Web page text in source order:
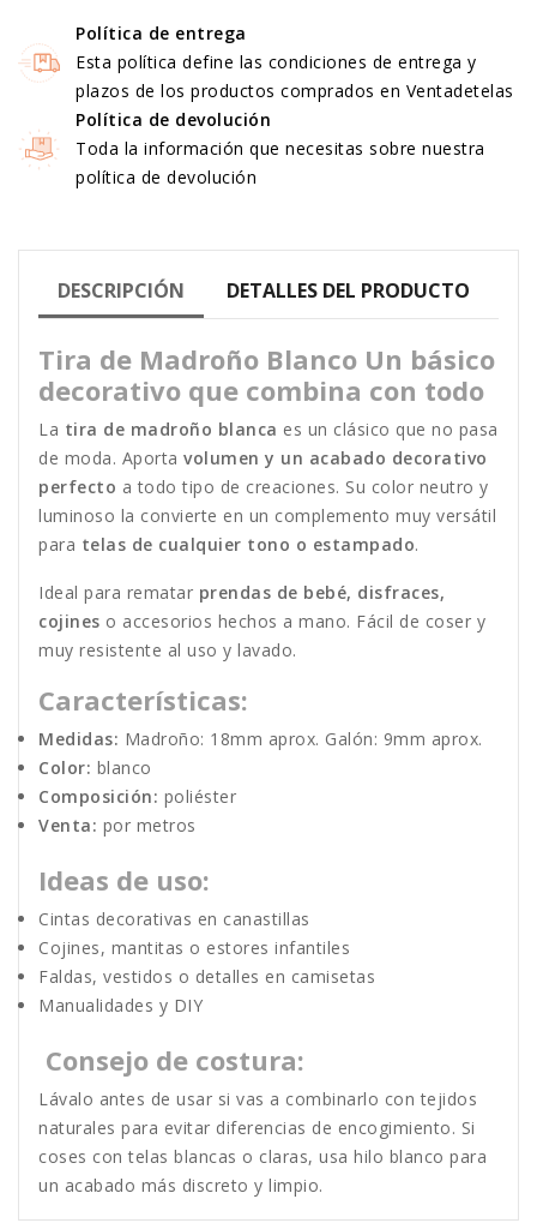
Política de entrega
Esta política define las condiciones de entrega y
plazos de los productos comprados en Ventadetelas
Política de devolución
Toda la información que necesitas sobre nuestra
política de devolución
DESCRIPCIÓN DETALLES DEL PRODUCTO
Tira de Madroño Blanco Un básico
decorativo que combina con todo
La tira de madroño blanca es un clásico que no pasa
de moda. Aporta volumen y un acabado decorativo
perfecto a todo tipo de creaciones. Su color neutro y
luminoso la convierte en un complemento muy versátil
para telas de cualquier tono o estampado.
Ideal para rematar prendas de bebé, disfraces,
cojines o accesorios hechos a mano. Fácil de coser y
muy resistente al uso y lavado.
Características:
Medidas: Madroño: 18mm aprox. Galón: 9mm aprox.
Color: blanco
Composición: poliéster
Venta: por metros
Ideas de uso:
Cintas decorativas en canastillas
Cojines, mantitas o estores infantiles
Faldas, vestidos o detalles en camisetas
Manualidades y DIY
Consejo de costura:
Lávalo antes de usar si vas a combinarlo con tejidos
naturales para evitar diferencias de encogimiento. Si
coses con telas blancas o claras, usa hilo blanco para
un acabado más discreto y limpio.